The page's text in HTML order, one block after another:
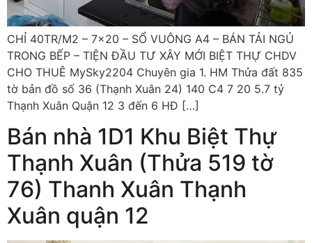
CHỈ 40TR/M2 – 7×20 – SỔ VUÔNG A4 – BÁN TẢI NGỦ
TRONG BẾP – TIỆN ĐẦU TƯ XÂY MỚI BIỆT THỰ CHDV
CHO THUÊ MySky2204 Chuyên gia 1. HM Thửa đất 835
tờ bản đồ số 36 (Thạnh Xuân 24) 140 C4 7 20 5.7 tỷ
Thạnh Xuân Quận 12 3 đến 6 HĐ […]
Bán nhà 1D1 Khu Biệt Thự
Thạnh Xuân (Thửa 519 tờ
76) Thanh Xuân Thạnh
Xuân quận 12